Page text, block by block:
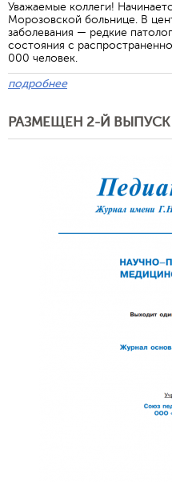
Уважаемые коллеги!
Морозовской больнице. В
заболевания — редкие
состояния с
000 человек.
подробнее
РАЗМЕЩЕН 2-Й ВЫПУСК